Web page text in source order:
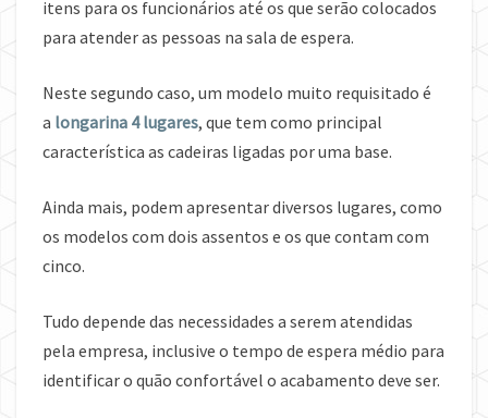
itens para os funcionários até os que serão colocados
para atender as pessoas na sala de espera.
Neste segundo caso, um modelo muito requisitado é
a longarina 4 lugares, que tem como principal
característica as cadeiras ligadas por uma base.
Ainda mais, podem apresentar diversos lugares, como
os modelos com dois assentos e os que contam com
cinco.
Tudo depende das necessidades a serem atendidas
pela empresa, inclusive o tempo de espera médio para
identificar o quão confortável o acabamento deve ser.